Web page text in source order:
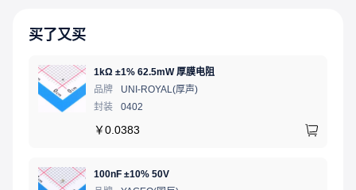
买了又买
1kΩ ±1% 62.5mW 厚膜电阻
品牌
UNI-ROYAL(厚声)
封装
0402
￥0.0383
100nF ±10% 50V